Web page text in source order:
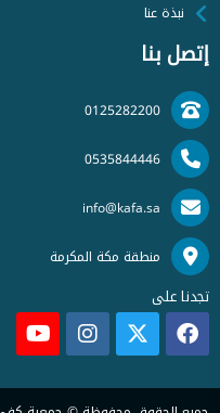
نبذة عنا
إتصل بنا
0125282200
0535844446
info@kafa.sa
منطقة مكة المكرمة
تجدنا على